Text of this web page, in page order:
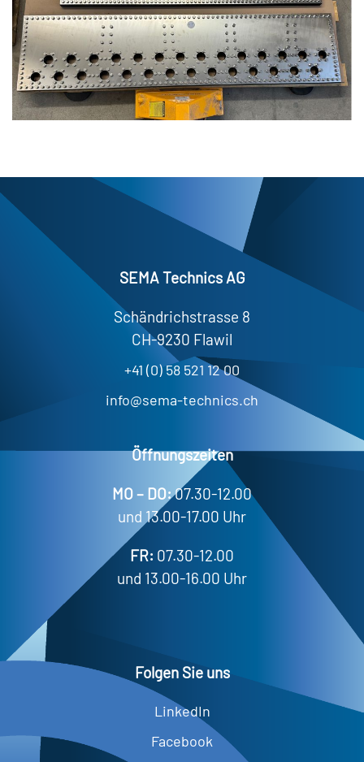
SEMA Technics AG
Schändrichstrasse 8
CH-9230 Flawil
+41 (0) 58 521 12 00
info@sema-technics.ch
Öffnungszeiten
MO – DO:07.30-12.00
und 13.00-17.00 Uhr
FR: 07.30-12.00
und 13.00-16.00 Uhr
Folgen Sie uns
LinkedIn
Facebook